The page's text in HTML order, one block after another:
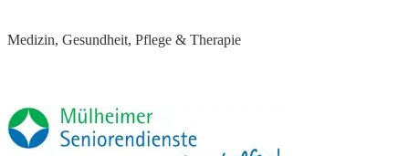
Medizin, Gesundheit, Pflege & Therapie